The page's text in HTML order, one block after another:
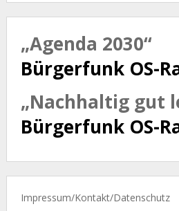
„Agenda 2030“
Bürgerfunk OS-
„Nachhaltig gut
Bürgerfunk OS-
Impressum/Kontakt/Datenschutz